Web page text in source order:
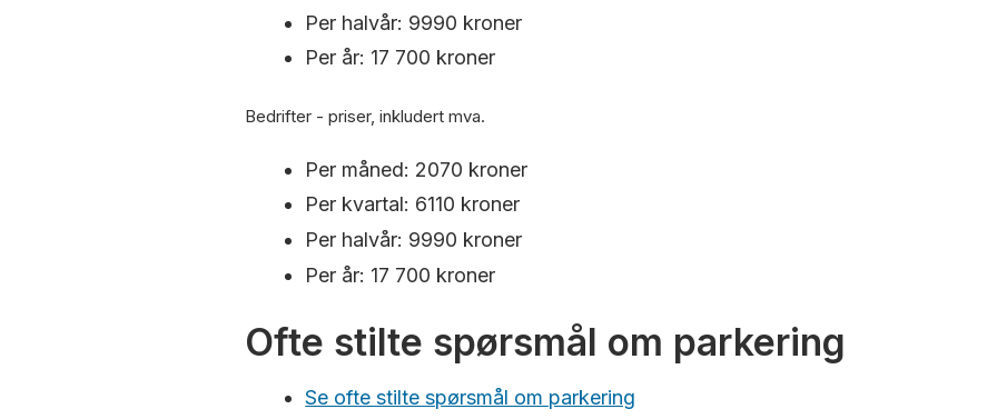
Per halvår: 9990 kroner
Per år: 17 700 kroner
Bedrifter - priser, inkludert mva.
Per måned: 2070 kroner
Per kvartal: 6110 kroner
Per halvår: 9990 kroner
Per år: 17 700 kroner
Ofte stilte spørsmål om parkering
Se ofte stilte spørsmål om parkering